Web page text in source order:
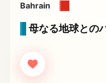
Bahrain
母なる地球との